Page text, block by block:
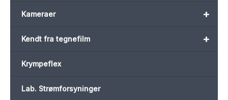
+
Kameraer
+
Kendt fra tegnefilm
Krympeflex
Lab. Strømforsyninger